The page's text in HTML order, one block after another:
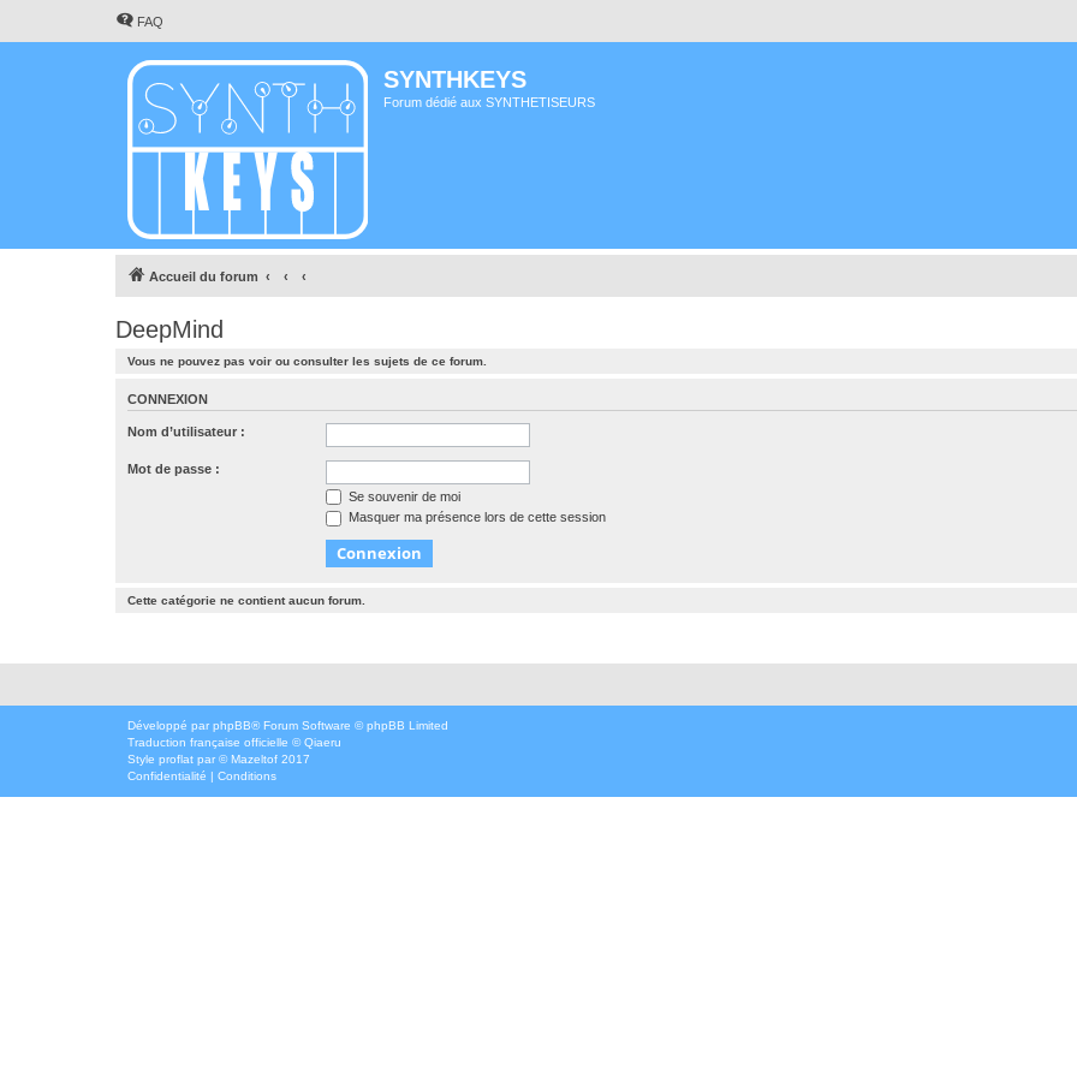
FAQ
SYNTHKEYS
Forum dédié aux SYNTHETISEURS
Accueil du forum
DeepMind
Vous ne pouvez pas voir ou consulter les sujets de ce forum.
CONNEXION
Nom d’utilisateur :
Mot de passe :
Se souvenir de moi
Masquer ma présence lors de cette session
Cette catégorie ne contient aucun forum.
Développé par phpBB® Forum Software © phpBB Limited
Traduction française officielle ©Qiaeru
Style proflat par ©Mazeltof 2017
Confidentialité | Conditions